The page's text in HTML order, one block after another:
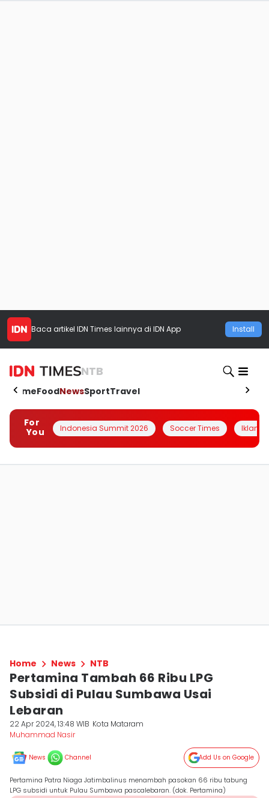
Baca artikel IDN Times lainnya di IDN App Install
NTB
HomeFoodNewsSportTravel
For
You
Indonesia Summit 2026 Soccer Times Iklanin
Home News NTB
Pertamina Tambah 66 Ribu LPG
Subsidi di Pulau Sumbawa Usai
Lebaran
22 Apr 2024, 13:48 WIB Kota Mataram
Muhammad Nasir
News Channel Add Us on Google
Pertamina Patra Niaga Jatimbalinus menambah pasokan 66 ribu tabung
LPG subsidi untuk Pulau Sumbawa pascalebaran. (dok. Pertamina)